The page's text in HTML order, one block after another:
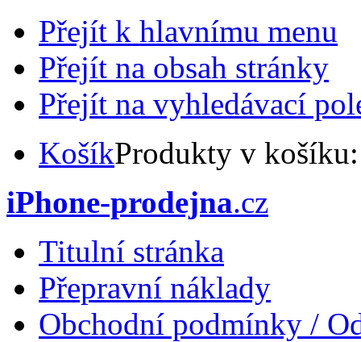
Přejít k hlavnímu menu
Přejít na obsah stránky
Přejít na vyhledávací
KošíkProdukty v
iPhone-prodejna.cz
Titulní stránka
Přepravní náklady
Obchodní podmínky /